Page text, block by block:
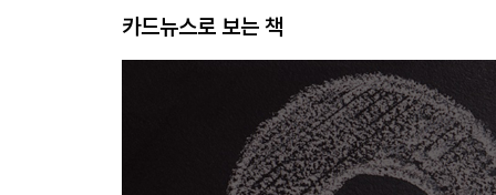
카드뉴스로 보는 책